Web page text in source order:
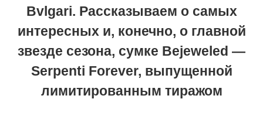
Bvlgari. Рассказываем о самых
интересных и, конечно, о главной
звезде сезона, сумке Bejeweled —
Serpenti Forever, выпущенной
лимитированным тиражом